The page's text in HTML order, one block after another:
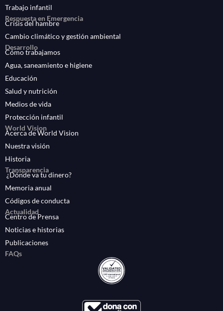
Trabajo infantil
Respuesta en Emergencia
Crisis del hambre
Cambio climático y gestión ambiental
Desarrollo
Cómo trabajamos
Agua, saneamiento e higiene
Educación
Salud y nutrición
Medios de vida
Protección infantil
World Vision
Acerca de World Vision
Nuestra visión
Historia
Transparencia
¿Dónde va tu dinero?
Memoria anual
Códigos de conducta
Actualidad
Centro de Prensa
Noticias e historias
Publicaciones
FAQs